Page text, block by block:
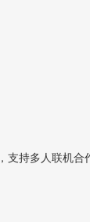
支持多人联机